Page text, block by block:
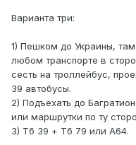
Варианта три:
1) Пешком до Украины,
любом транспорте в
сесть на троллейбус,
39 автобусы.
2) Подъехать до
или маршрутки по ту
3) Тб 39 + Тб 79 или А64.